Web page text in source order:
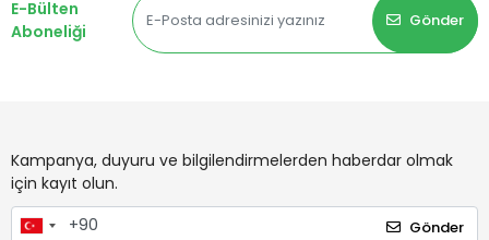
E-Bülten
Aboneliği
Gönder
Kampanya, duyuru ve bilgilendirmelerden haberdar olmak
için kayıt olun.
Gönder